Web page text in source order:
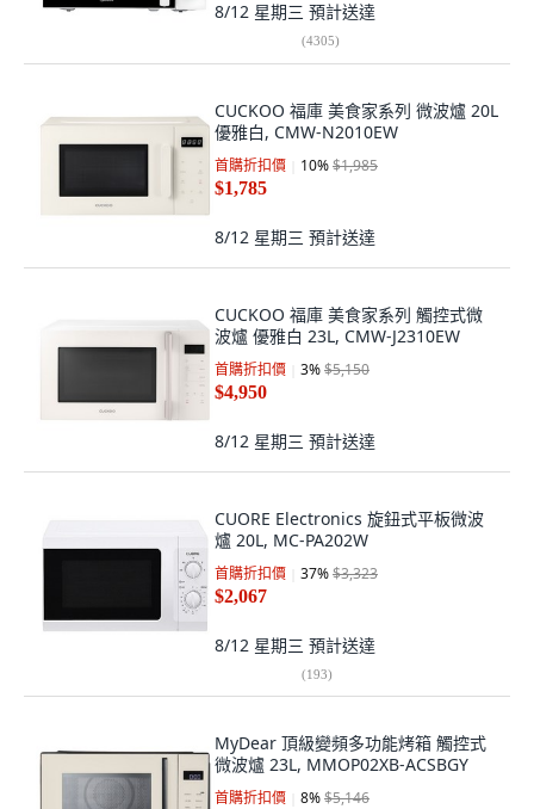
8/12 星期三 預計送達
(4305)
CUCKOO 福庫 美食家系列 微波爐 20L
優雅白, CMW-N2010EW
首購折扣價 10%$1,985
$1,785
8/12 星期三 預計送達
CUCKOO 福庫 美食家系列 觸控式微
波爐 優雅白 23L, CMW-J2310EW
首購折扣價 3%$5,150
$4,950
8/12 星期三 預計送達
CUORE Electronics 旋鈕式平板微波
爐 20L, MC-PA202W
首購折扣價 37%$3,323
$2,067
8/12 星期三 預計送達
(193)
MyDear 頂級變頻多功能烤箱 觸控式
微波爐 23L, MMOP02XB-ACSBGY
首購折扣價 8%$5,146